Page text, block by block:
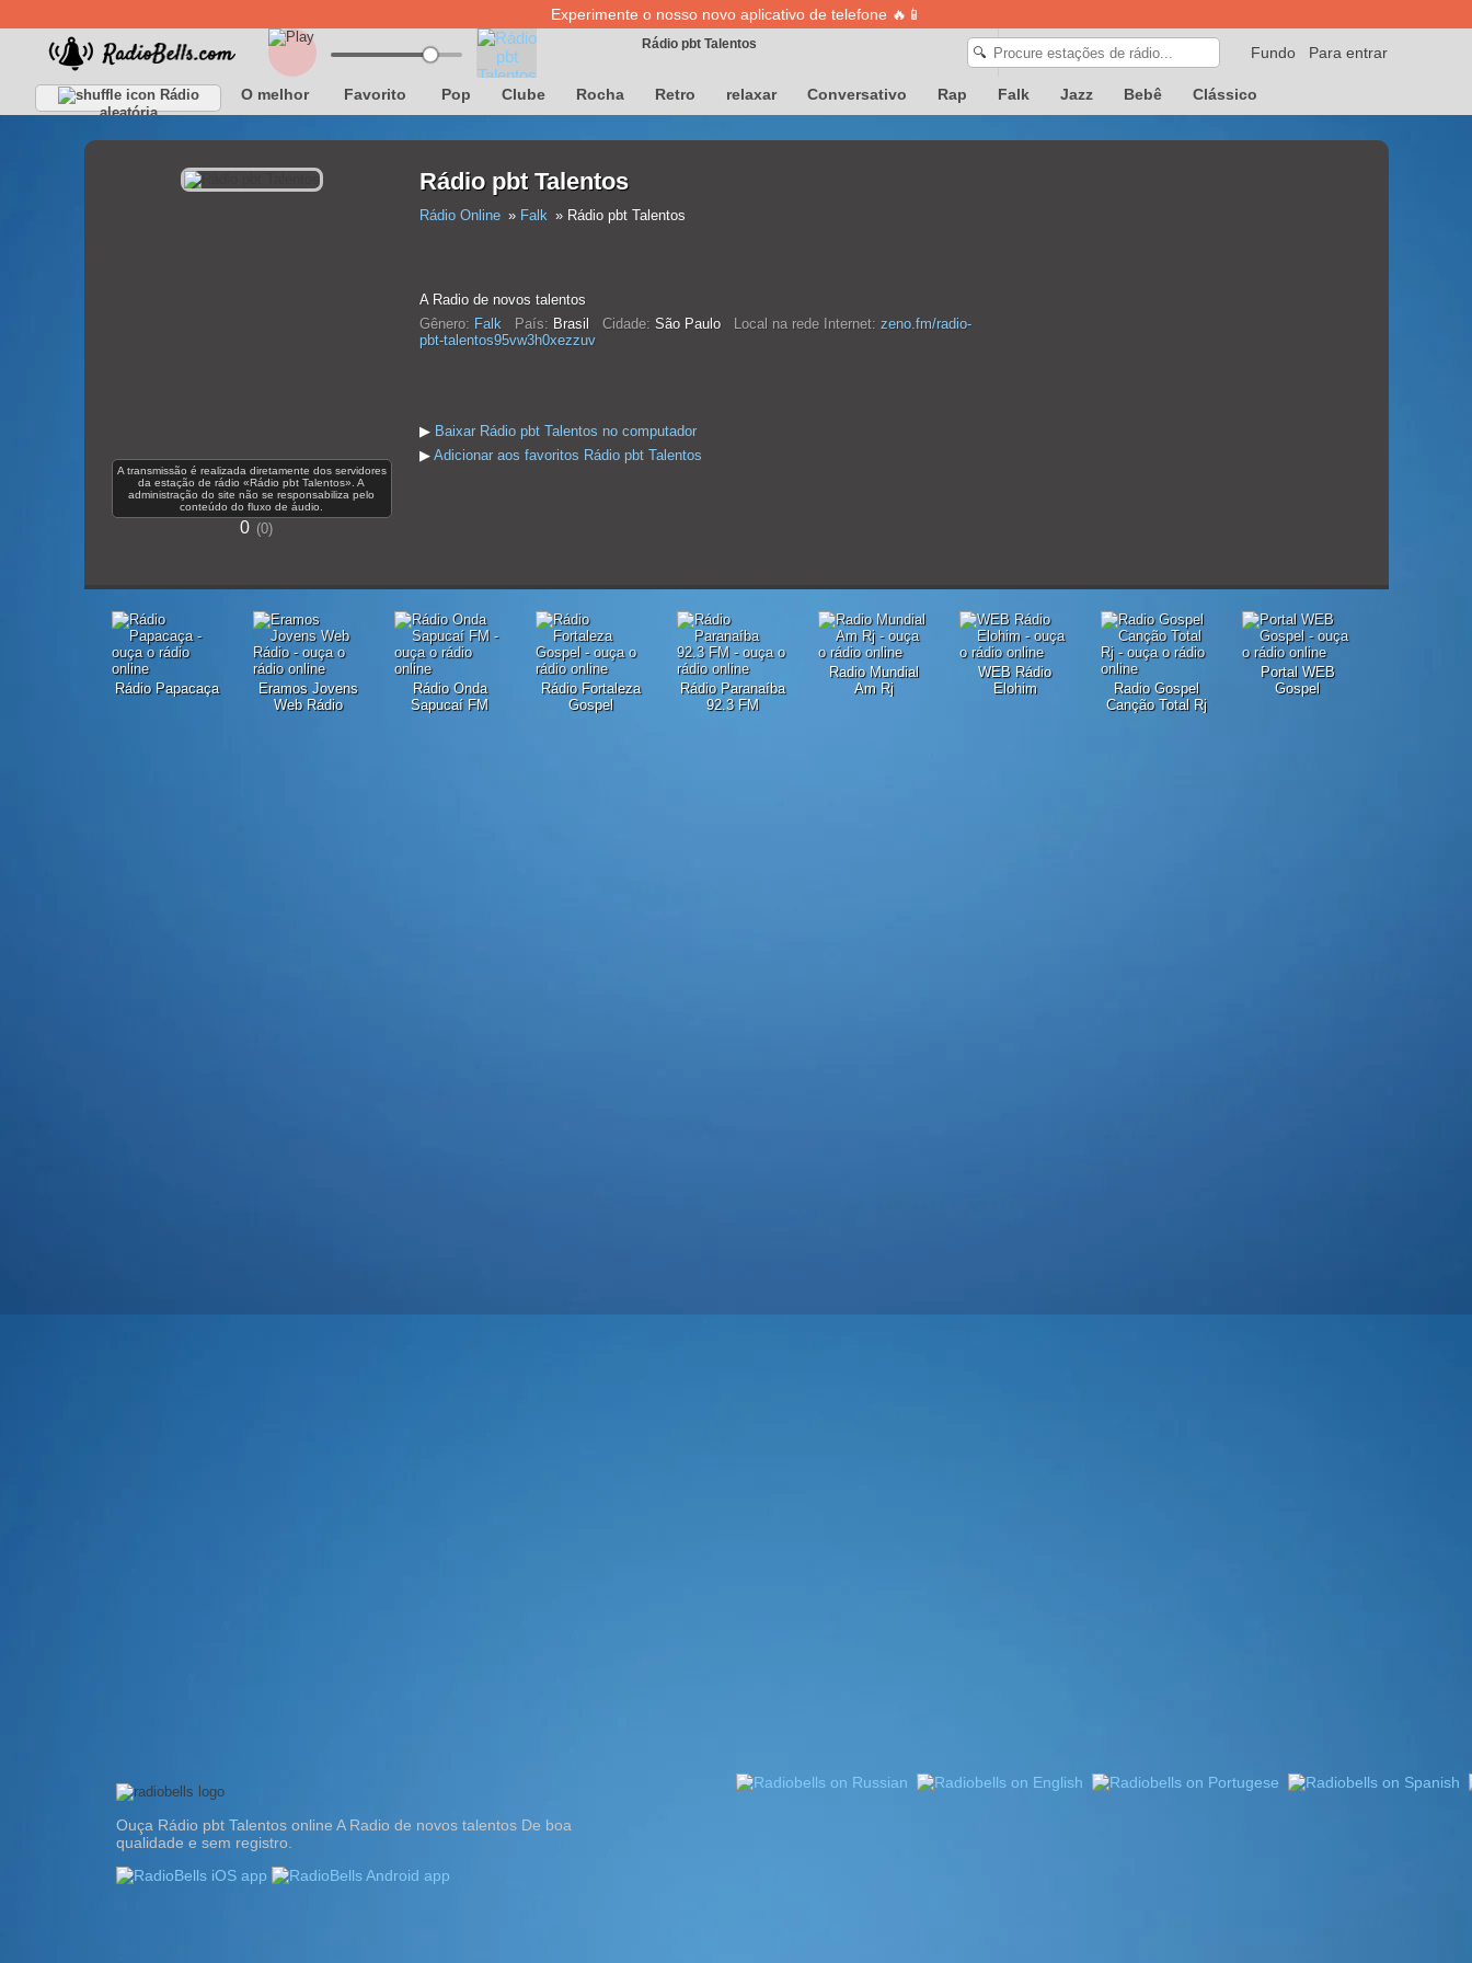
Experimente o nosso novo aplicativo de telefone 🔥📱
Para entrar
Fundo
🔍
Rádio pbt Talentos
A definição de músicas está temporariamente indisponível
Rádio
aleatória
O melhor Favorito Pop Clube Rocha Retro relaxar Conversativo Rap Falk Jazz Bebê Clássico
A transmissão é realizada diretamente dos servidores
da estação de rádio «Rádio pbt Talentos». A
administração do site não se responsabiliza pelo
conteúdo do fluxo de áudio.
0 0
Rádio pbt Talentos
Rádio Online Falk Rádio pbt Talentos
A Radio de novos talentos
Gênero: Falk País: Brasil Cidade: São Paulo Local na rede Internet: zeno.fm/radio-
pbt-talentos95vw3h0xezzuv
▶ Baixar Rádio pbt Talentos no computador
▶ Adicionar aos favoritos Rádio pbt Talentos
Rádio Papacaça
Eramos Jovens
Web Rádio
Rádio Onda
Sapucaí FM
Rádio Fortaleza
Gospel
Rádio Paranaíba
92.3 FM
Radio Mundial
Am Rj
WEB Rádio
Elohim
Radio Gospel
Canção Total Rj
Portal WEB
Gospel
Ouça Rádio pbt Talentos online A Radio de novos talentos De boa
qualidade e sem registro.